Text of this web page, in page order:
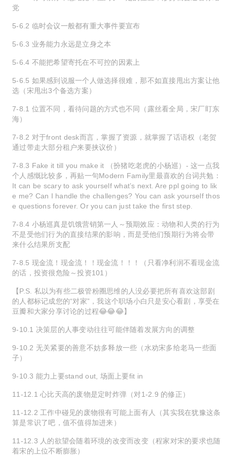
党
5-6.2 临时会议一般都有重大事件要宣布
5-6.3 业务能力永远是立身之本
5-6.4 不能把希望寄托在不可控的因素上
5-6.5 如果感到说服一个人做选择很难，那不如直接甩出方案让他
选（宋甩出3个备选方案）
7-8.1 位置不同，看待问题的方式也不同（露丝看全局，宋厂盯东
海）
7-8.2 对于front desk而言，掌握了资源，就掌握了话语权（老贺
通过带走大部分租户来要挟议价）
7-8.3 Fake it till you make it （扮猪吃老虎的小杨巡）- 这一点我
个人感慨比较多，再贴一句Modern Family里最喜欢的台词共勉：
It can be scary to ask yourself what’s next. Are ppl going to lik
e me? Can I handle the challenges? You can ask yourself thos
e questions forever. Or you can just take the first step.
7-8.4 小杨巡真是饥饿营销第一人～预期效应：动物和人类的行为
不是受他们行为的直接结果的影响，而是受他们预期行为将会带
来什么结果所支配
7-8.5 现金流！现金流！！现金流！！！（只看净利润不看现金流
的话，投资很危险～投资101）
【P.S. 私以为有些二极管粉圈思维的人没必要把所有喜欢这部剧
的人都标记成您的“对家”，我这个职场小白只是安心看剧，享受在
豆瓣和大家分享讨论的过程😂😂😂】
9-10.1 决策层的人事变动往往可能伴随着发展方向的调整
9-10.2 无关紧要的善意不妨多释放一些（水劝宋多给老马一些面
子）
9-10.3 能力上要stand out, 场面上要fit in
11-12.1 心比天高的废物是定时炸弹（对1-2.9 的修正）
11-12.2 工作中碰见的废物很有可能上面有人（其实我在犹豫这条
算是常识了吧，值不值得加进来）
11-12.3 人的欲望会随着环境的改变而改变（程家对宋的要求也随
着宋的上位不断膨胀）